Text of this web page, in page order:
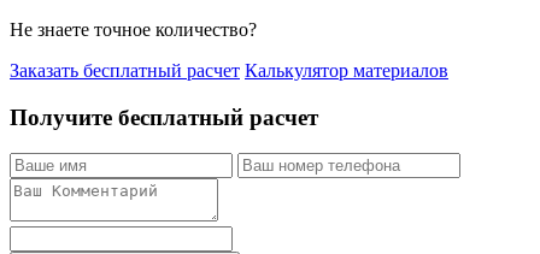
Не знаете точное количество?
Заказать бесплатный расчет Калькулятор материалов
Получите бесплатный расчет